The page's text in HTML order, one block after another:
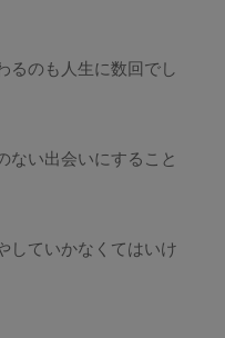
るのも人生に数回でし
ない出会いにすること
していかなくてはいけ